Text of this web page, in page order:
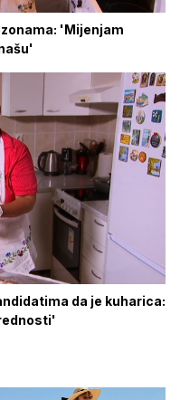
'Mijenjam
da je kuharica: